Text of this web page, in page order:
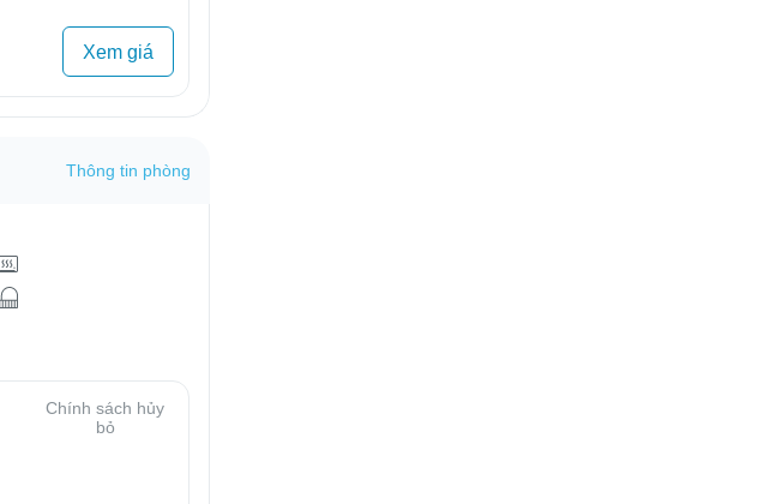
Xem giá
Thông tin phòng
Chính sách hủy
bỏ